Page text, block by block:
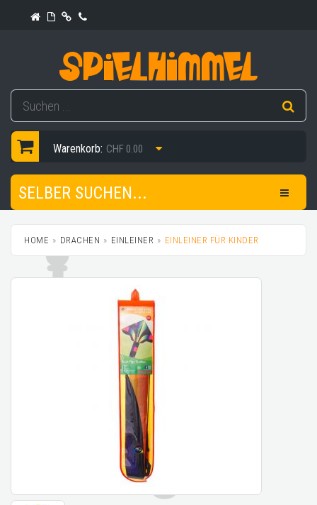
Warenkorb: CHF 0.00
SELBER SUCHEN...
HOME DRACHEN EINLEINER EINLEINER FÜR KINDER